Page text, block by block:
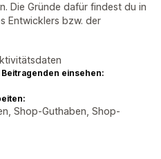
Die Gründe dafür findest du in
Entwicklers bzw. der
einsehen:
Shop-Guthaben, Shop-